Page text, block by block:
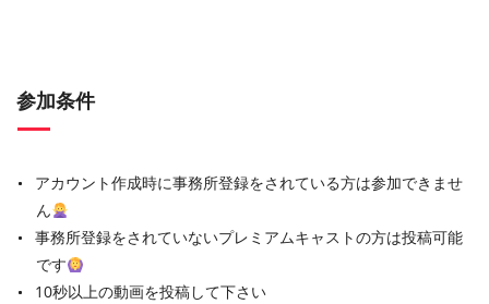
参加条件
アカウント作成時に事務所登録をされている方は参加できませ
ん
事務所登録をされていないプレミアムキャストの方は投稿可能
です
10秒以上の動画を投稿して下さい